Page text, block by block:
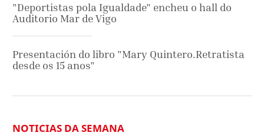
"Deportistas pola Igualdade" encheu o hall do
Auditorio Mar de Vigo
Presentación do libro "Mary Quintero.Retratista
desde os 15 anos"
NOTICIAS DA SEMANA